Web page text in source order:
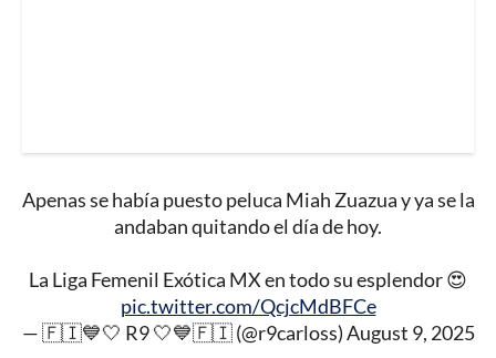
Apenas se había puesto peluca Miah Zuazua y ya se la
andaban quitando el día de hoy.
La Liga Femenil Exótica MX en todo su esplendor 😍
pic.twitter.com/QcjcMdBFCe
— 🇫🇮💙🤍 R9 🤍💙🇫🇮 (@r9carloss)August 9, 2025